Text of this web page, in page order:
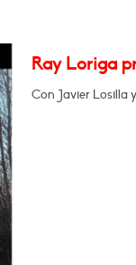
Ray Loriga
Con Javier Losilla